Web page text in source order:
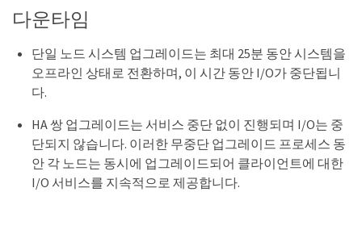
다운타임
단일 노드 시스템 업그레이드는 최대 25분 동안 시스템을
오프라인 상태로 전환하며, 이 시간 동안 I/O가 중단됩니
다.
HA 쌍 업그레이드는 서비스 중단 없이 진행되며 I/O는 중
단되지 않습니다. 이러한 무중단 업그레이드 프로세스 동
안 각 노드는 동시에 업그레이드되어 클라이언트에 대한
I/O 서비스를 지속적으로 제공합니다.